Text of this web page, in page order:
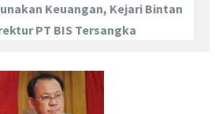
Keuangan, Kejari Bintan
PT BIS Tersangka